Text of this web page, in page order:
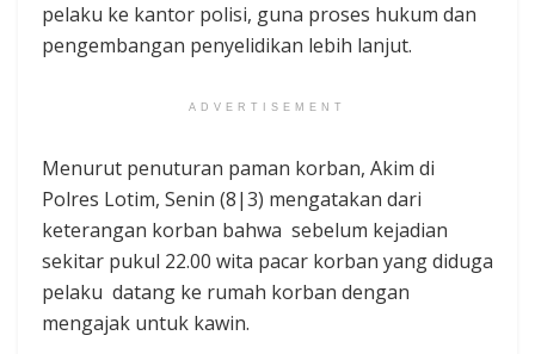
pelaku ke kantor polisi, guna proses hukum dan
pengembangan penyelidikan lebih lanjut.
ADVERTISEMENT
Menurut penuturan paman korban, Akim di
Polres Lotim, Senin (8|3) mengatakan dari
keterangan korban bahwa sebelum kejadian
sekitar pukul 22.00 wita pacar korban yang diduga
pelaku datang ke rumah korban dengan
mengajak untuk kawin.